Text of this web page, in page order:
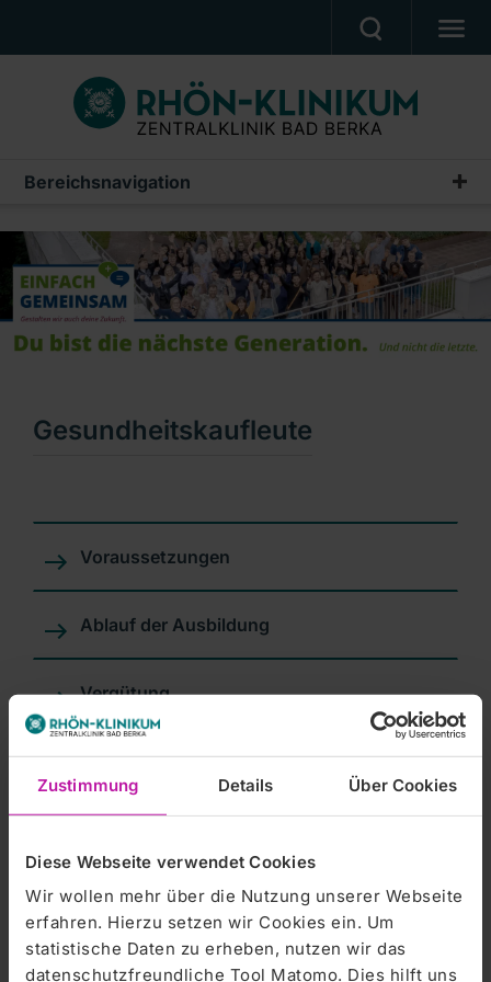
Zustimmung Details Über Cookies
Diese Webseite verwendet Cookies
Wir wollen mehr über die Nutzung unserer Webseite
erfahren. Hierzu setzen wir Cookies ein. Um
statistische Daten zu erheben, nutzen wir das
datenschutzfreundliche Tool Matomo. Dies hilft uns
UNSERE KLINIK
PATIENTEN & ANGEHÖRIGE
PRESSE, VERANSTALTUNGEN, FILME
Ein Unternehmen der RHÖN-KLINIKUM AG
Bereichsnavigation
Ausbildung
Pflegefachkraft
Pflegestudium
Krankenpflegehelfer
Medizinischer Technologe für Laboratoriumsanalytik (MTL)
Operationstechnische Assistenz (OTA)
Gesundheitskaufleute
Voraussetzungen
Ablauf der Ausbildung
Vergütung
Berufsaussichten
NÄCHSTER AUSBILDUNGSBEGINN:
2027